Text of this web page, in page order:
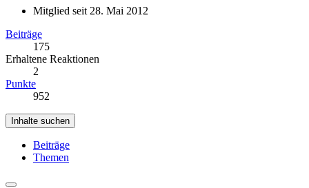
Mitglied seit 28. Mai 2012
Beiträge
175
Erhaltene Reaktionen
2
Punkte
952
Inhalte suchen
Beiträge
Themen